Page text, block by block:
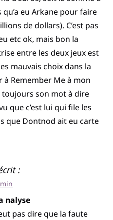
eu Arkane pour faire
de dollars). C’est pas
etc ok, mais bon la
entre les deux jeux est
mauvais choix dans la
Remember Me à mon
toujours son mot à dire
que c’est lui qui file les
que Dontnod ait eu carte
:
nalyse
pas dire que la faute